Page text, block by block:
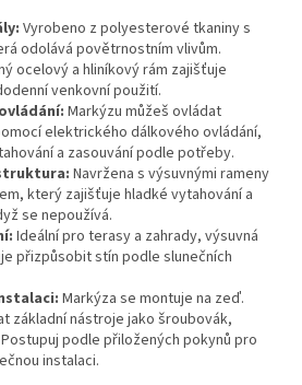
Vyrobeno z polyesterové tkaniny s
odolává povětrnostním vlivům.
ocelový a hliníkový rám zajišťuje
venkovní použití.
Markýzu můžeš ovládat
elektrického dálkového ovládání,
a zasouvání podle potřeby.
Navržena s výsuvnými rameny
který zajišťuje hladké vytahování a
se nepoužívá.
Ideální pro terasy a zahrady, výsuvná
přizpůsobit stín podle slunečních
Markýza se montuje na zeď.
základní nástroje jako šroubovák,
podle přiložených pokynů pro
instalaci.